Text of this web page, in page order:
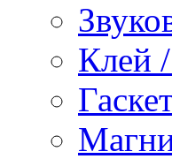
Клей